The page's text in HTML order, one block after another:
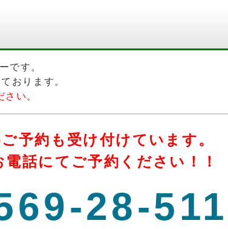
です。
おります。
い。
予約も受け付けています。
電話にてご予約ください！！
28-